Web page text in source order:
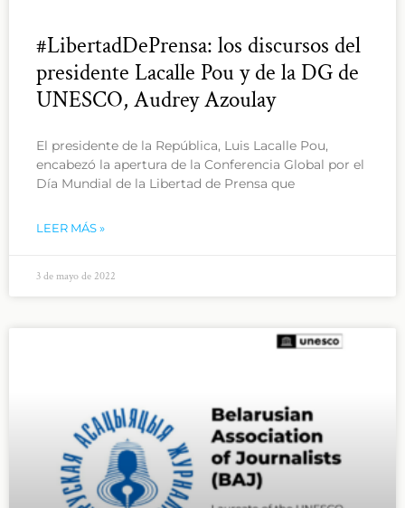
#LibertadDePrensa: los discursos del
presidente Lacalle Pou y de la DG de
UNESCO, Audrey Azoulay
El presidente de la República, Luis Lacalle Pou,
encabezó la apertura de la Conferencia Global por el
Día Mundial de la Libertad de Prensa que
LEER MÁS »
3 de mayo de 2022